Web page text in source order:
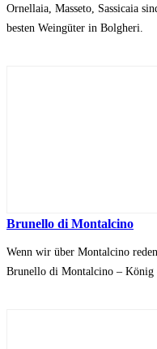
Ornellaia, Masseto, Sassicaia
besten Weingüter in Bolgheri.
Brunello di Montalcino
Wenn wir über Montalcino
Brunello di Montalcino – König